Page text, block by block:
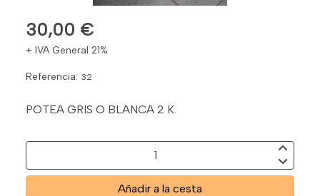
30,00 €
+ IVA General 21%
Referencia: 32
POTEA GRIS O BLANCA 2 K.
Añadir a la cesta